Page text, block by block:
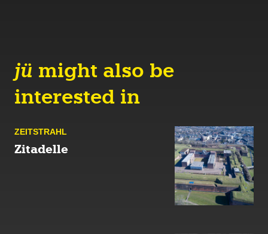
jü might also be
interested in
ZEIT­STRAHL
Zitadelle